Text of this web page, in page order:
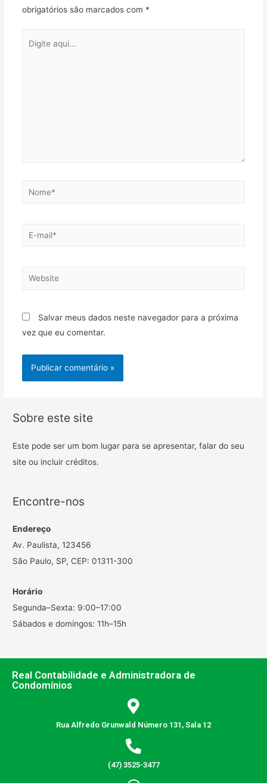
obrigatórios são marcados com *
Salvar meus dados neste navegador para a próxima
vez que eu comentar.
Sobre este site
Este pode ser um bom lugar para se apresentar, falar do seu
site ou incluir créditos.
Encontre-nos
Endereço
Av. Paulista, 123456
São Paulo, SP, CEP: 01311-300
Horário
Segunda–Sexta: 9:00–17:00
Sábados e domingos: 11h–15h
Real Contabilidade e Administradora de
Condomínios
Rua Alfredo Grunwald Número 131, Sala 12
(47) 3525-3477